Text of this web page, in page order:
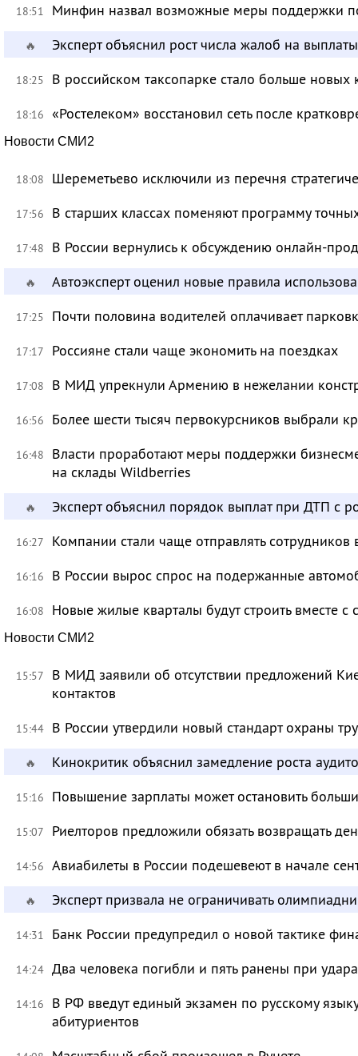
18:51 Минфин назвал возможные меры поддержки
🔥 Эксперт объяснил рост числа жалоб на
18:25 В российском таксопарке стало больше новых
18:16 «Ростелеком» восстановил сеть после
Новости СМИ2
18:08 Шереметьево исключили из перечня
17:56 В старших классах поменяют программу
17:48 В России вернулись к обсуждению онлайн-
🔥 Автоэксперт оценил новые правила
17:25 Почти половина водителей оплачивает
17:17 Россияне стали чаще экономить на поездках
17:08 В МИД упрекнули Армению в нежелании
16:56 Более шести тысяч первокурсников выбрали
16:48
Власти проработают меры поддержки
на склады Wildberries
🔥 Эксперт объяснил порядок выплат при ДТП с
16:27 Компании стали чаще отправлять сотрудников
16:16 В России вырос спрос на подержанные
16:08 Новые жилые кварталы будут строить вместе с
Новости СМИ2
15:57
В МИД заявили об отсутствии предложений
контактов
15:44 В России утвердили новый стандарт охраны
🔥 Кинокритик объяснил замедление роста
15:16 Повышение зарплаты может остановить
15:07 Риелторов предложили обязать возвращать
14:56 Авиабилеты в России подешевеют в начале
🔥 Эксперт призвала не ограничивать
14:31 Банк России предупредил о новой тактике
14:24 Два человека погибли и пять ранены при
14:16
В РФ введут единый экзамен по русскому
абитуриентов